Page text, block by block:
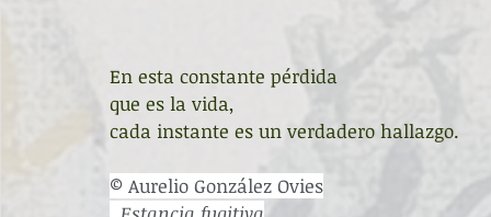
En esta constante pérdida
que es la vida,
cada instante es un verdadero hallazgo.
© Aurelio González Ovies